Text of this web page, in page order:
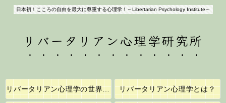
日本初！こころの自由を最大に尊重する心理学！～Libertarian Psychology Institute～
リバータリアン心理学研究所
リバータリアン心理学の世界へようこそ！ リバータリアン心理学とは？